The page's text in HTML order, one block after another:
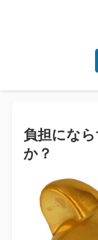
負担にな
か？